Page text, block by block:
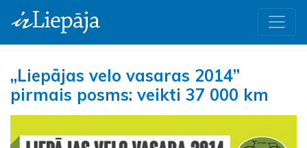
„Liepājas velo vasaras 2014”
pirmais posms: veikti 37 000 km